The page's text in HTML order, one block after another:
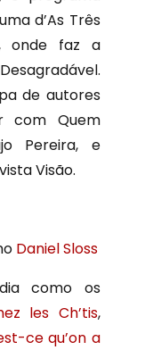
d’As Três
onde faz a
de autores
com Quem
Pereira, e
Visão.
Daniel Sloss
como os
les Ch’tis,
ce qu’on a